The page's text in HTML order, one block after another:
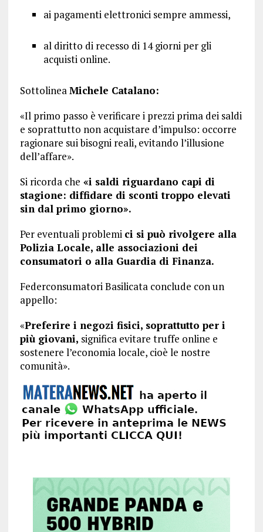
ai pagamenti elettronici sempre ammessi,
al diritto di recesso di 14 giorni per gli
acquisti online.
SottolineaMichele Catalano:
«Il primo passo è verificare i prezzi prima dei saldi
e soprattutto non acquistare d’impulso: occorre
ragionare sui bisogni reali, evitando l’illusione
dell’affare».
Si ricorda che «i saldi riguardano capi di
stagione: diffidare di sconti troppo elevati
sin dal primo giorno».
Per eventuali problemi ci si può rivolgere alla
Polizia Locale, alle associazioni dei
consumatori o alla Guardia di Finanza.
Federconsumatori Basilicata conclude con un
appello:
«Preferire i negozi fisici, soprattutto per i
più giovani, significa evitare truffe online e
sostenere l’economia locale, cioè le nostre
comunità».